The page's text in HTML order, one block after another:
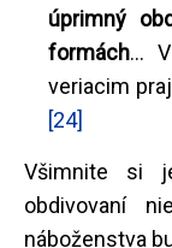
úprimný
formách...
veriacim
[24]
Všimnite si
obdivovaní
náboženstva